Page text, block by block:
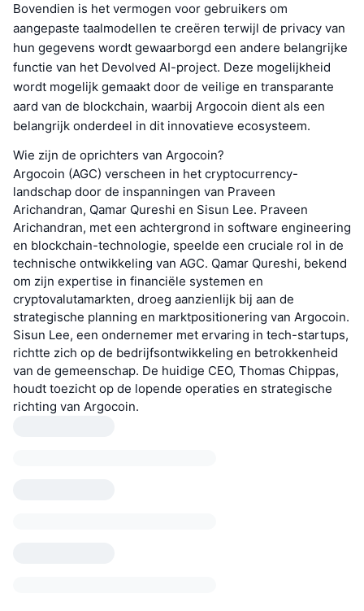
Bovendien is het vermogen voor gebruikers om
aangepaste taalmodellen te creëren terwijl de privacy van
hun gegevens wordt gewaarborgd een andere belangrijke
functie van het Devolved AI-project. Deze mogelijkheid
wordt mogelijk gemaakt door de veilige en transparante
aard van de blockchain, waarbij Argocoin dient als een
belangrijk onderdeel in dit innovatieve ecosysteem.
Wie zijn de oprichters van Argocoin?
Argocoin (AGC) verscheen in het cryptocurrency-
landschap door de inspanningen van Praveen
Arichandran, Qamar Qureshi en Sisun Lee. Praveen
Arichandran, met een achtergrond in software engineering
en blockchain-technologie, speelde een cruciale rol in de
technische ontwikkeling van AGC. Qamar Qureshi, bekend
om zijn expertise in financiële systemen en
cryptovalutamarkten, droeg aanzienlijk bij aan de
strategische planning en marktpositionering van Argocoin.
Sisun Lee, een ondernemer met ervaring in tech-startups,
richtte zich op de bedrijfsontwikkeling en betrokkenheid
van de gemeenschap. De huidige CEO, Thomas Chippas,
houdt toezicht op de lopende operaties en strategische
richting van Argocoin.